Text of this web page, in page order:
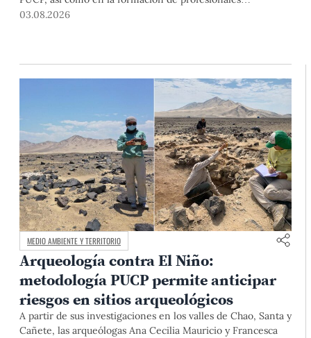
empresariales comprometidos con el país. Por todo ello,
03.08.2026
MEDIO AMBIENTE Y TERRITORIO
Arqueología contra El Niño:
metodología PUCP permite anticipar
riesgos en sitios arqueológicos
A partir de sus investigaciones en los valles de Chao, Santa y
Cañete, las arqueólogas Ana Cecilia Mauricio y Francesca